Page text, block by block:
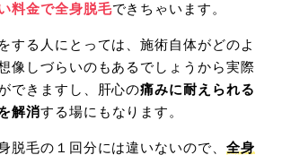
料金で全身脱毛できちゃいます。
する人にとっては、施術自体がどのよ
像しづらいのもあるでしょうから実際
できますし、肝心の痛みに耐えられる
解消する場にもなります。
脱毛の１回分には違いないので、 全身